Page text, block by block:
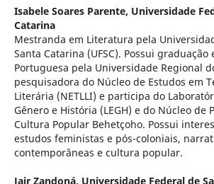
Isabele Soares Parente, Universidade
Catarina
Mestranda em Literatura pela
Santa Catarina (UFSC). Possui graduação
Portuguesa pela Universidade Regional
pesquisadora do Núcleo de Estudos em
Literária (NETLLI) e participa do
Gênero e História (LEGH) e do Núcleo de
Cultura Popular Behetçoho. Possui
estudos feministas e pós-coloniais,
contemporâneas e cultura popular.
Jair Zandoná, Universidade Federal de